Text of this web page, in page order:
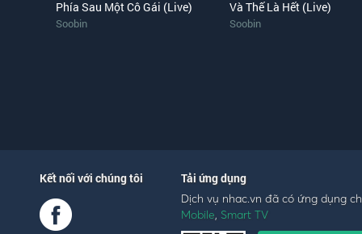
Phía Sau Một Cô Gái (Live)
Soobin
Và Thế Là Hết (Live)
Soobin
Kết nối với chúng tôi Tải ứng dụng
Dịch vụ nhac.vn đã có ứng dụng
Mobile, Smart TV